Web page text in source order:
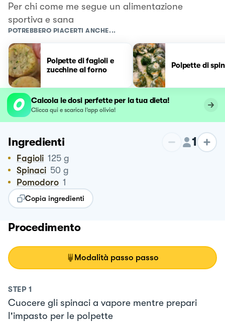
Per chi come me segue un alimentazione
sportiva e sana
POTREBBERO PIACERTI ANCHE...
Polpette di fagioli e
zucchine al forno
Polpette di
Calcola le dosi perfette per la tua dieta!
Clicca qui e scarica l’app olivia!
Ingredienti 1
Fagioli 125 g
Spinaci 50 g
Pomodoro 1
Copia ingredienti
Procedimento
Modalità passo passo
STEP 1
Cuocere gli spinaci a vapore mentre prepari
l'impasto per le polpette